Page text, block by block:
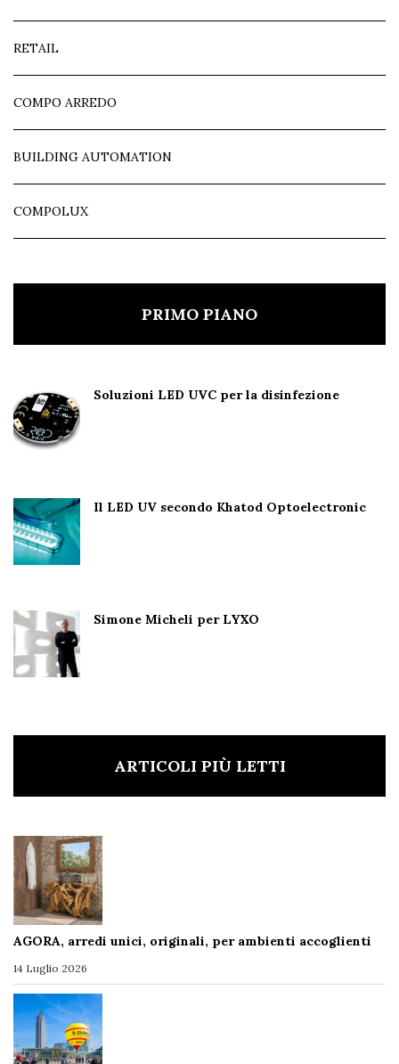
RETAIL
COMPO ARREDO
BUILDING AUTOMATION
COMPOLUX
PRIMO PIANO
Soluzioni LED UVC per la disinfezione
Il LED UV secondo Khatod Optoelectronic
Simone Micheli per LYXO
ARTICOLI PIÙ LETTI
AGORA, arredi unici, originali, per ambienti accoglienti
14 Luglio 2026